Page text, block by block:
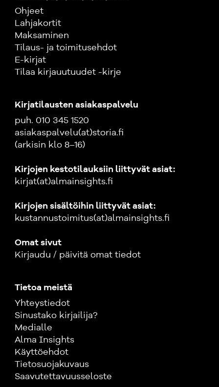
Ohjeet
Lahjakortit
Maksaminen
Tilaus- ja toimitusehdot
E-kirjat
Tilaa kirjauutuudet -kirje
Kirjatilausten asiakaspalvelu
puh. 010 345 1520
asiakaspalvelu(at)storia.fi
(arkisin klo 8–16)
Kirjojen kestotilauksiin liittyvät asiat:
kirjat(at)almainsights.fi
Kirjojen sisältöihin liittyvät asiat:
kustannustoimitus(at)almainsights.fi
Omat sivut
Kirjaudu / päivitä omat tiedot
Tietoa meistä
Yhteystiedot
Sinustako kirjailija?
Medialle
Alma Insights
Käyttöehdot
Tietosuojakuvaus
Saavutettavuusseloste